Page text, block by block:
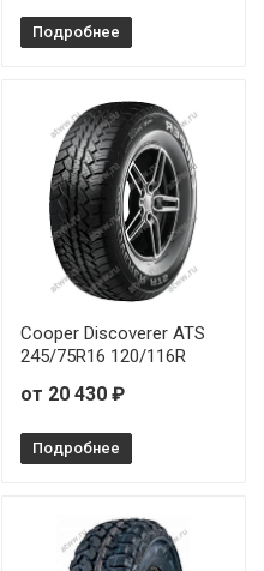
Подробнее
Cooper Discoverer ATS
245/75R16 120/116R
от 20 430 ₽
Подробнее